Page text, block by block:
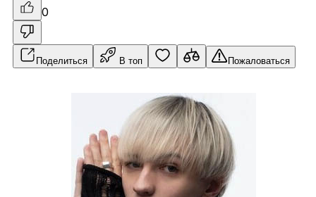
0
Поделиться В топ Пожаловаться